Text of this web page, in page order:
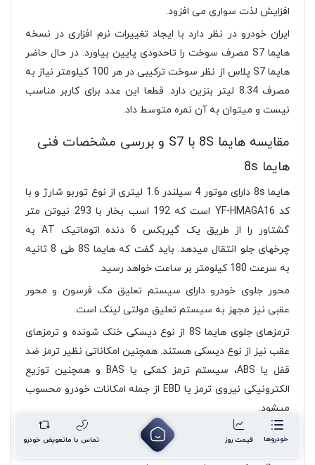
افزایش لذت سواری می افزود.
ایران خودرو در نظر دارد با ایجاد تغییرات نرم افزاری در نسخه
هایما S7 مصرف سوخت را تاحدودی پایین بیاورد. در حال حاضر
هایما S7 پلاس از نظر سوخت ترکیبی در هر 100 کیلومتر نیاز به
مصرف 8.34 لیتر بنزین دارد. قطعا این عدد برای کاربر مناسب
نیست و میتوان به آن نمره متوسط داد.
مقایسه هایما 8S با S7 و بررسی مشخصات فنی
هایما 8s
هایما 8s دارای موتور 4 سیلندر 1.6 لیتری از نوع توربو شارژ و با
کد YF-HMAGA16 است که 192 اسب بخار با 293 نیوتن متر
گشتاور را از طریق یک گیربکس 6 دنده اتوماتیک AT به
چرخهای جلو انتقال میدهد. باید گفت که هایما 8S طی 8 ثانیه
به سرعت 180 کیلومتر بر ساعت خواهد رسید.
محور جلوی خودرو دارای سیستم تعلیق مک فرسون و محور
عقبی نیز مجهز به سیستم تعلیق مولتی لینک است.
ترمزهای جلوی هایما 8S از نوع دیسکی خنک شونده و ترمزهای
عقب نیز از نوع دیسکی هستند. همچنین امکاناتی نظیر ترمز ضد
قفل یا ABS، سیستم ترمز کمکی یا BAS و همچنین توزیع
الکترونیکی نیروی ترمز یا EBD از جمله امکانات خودرو محسوب
میشود.
در هر 100 کیلومتر رانندگی با خودروی هایما 8S، مصرف سوخت
خودروها قیمت روز تماس با ماتعویض خودرو